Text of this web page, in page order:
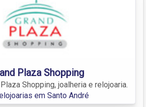
Plaza Shopping
Shopping, joalheria e relojoaria.
em Santo André